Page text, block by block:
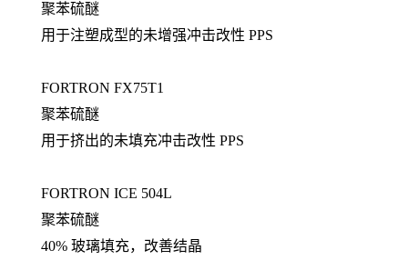
聚苯硫醚
用于注塑成型的未增强冲击改性 PPS
FORTRON FX75T1
聚苯硫醚
用于挤出的未填充冲击改性 PPS
FORTRON ICE 504L
聚苯硫醚
40% 玻璃填充，改善结晶